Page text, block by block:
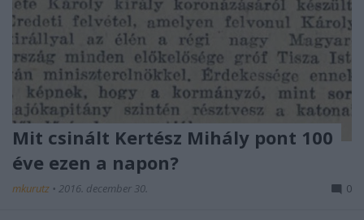
Mit csinált Kertész Mihály pont 100
éve ezen a napon?
mkurutz • 2016. december 30. 0